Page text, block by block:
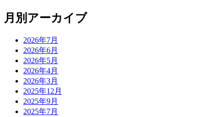
月別アーカイブ
2026年7月
2026年6月
2026年5月
2026年4月
2026年3月
2025年12月
2025年9月
2025年7月